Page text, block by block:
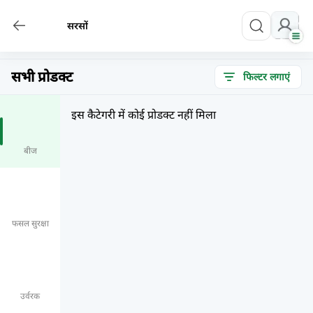
सरसों
सभी प्रोडक्ट फिल्टर लगाएं
बीज
फसल सुरक्षा
उर्वरक
इस कैटेगरी में कोई प्रोडक्ट नहीं मिला